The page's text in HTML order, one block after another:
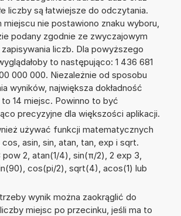
liczby są łatwiejsze do odczytania.
nie postawiono znaku wyboru,
podany zgodnie ze zwyczajowym
liczb. Dla powyższego
to następująco: 1 436 681
000 000. Niezależnie od sposobu
wyników, największa dokładność
14 miejsc. Powinno to być
precyzyjne dla większości aplikacji.
używać funkcji matematycznych
asin, sin, atan, tan, exp i sqrt.
pow 2, atan(1/4), sin(π/2), 2 exp 3,
cos(pi/2), sqrt(4), acos(1) lub
wynik można zaokrąglić do
miejsc po przecinku, jeśli ma to